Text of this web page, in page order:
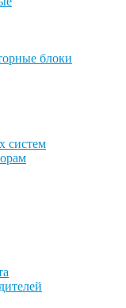
блоки
систем